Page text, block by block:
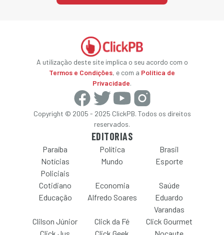
A utilização deste site implica o seu acordo com o
Termos e Condições, e com a Política de
Privacidade.
Copyright © 2005 - 2025 ClickPB. Todos os direitos
reservados.
EDITORIAS
Paraíba Política
Brasil
Notícias
Policiais
Mundo Esporte
Cotidiano Economia
Saúde
Educação
Alfredo Soares
Eduardo
Varandas
Clilson Júnior
Click da Fé
Click Gourmet